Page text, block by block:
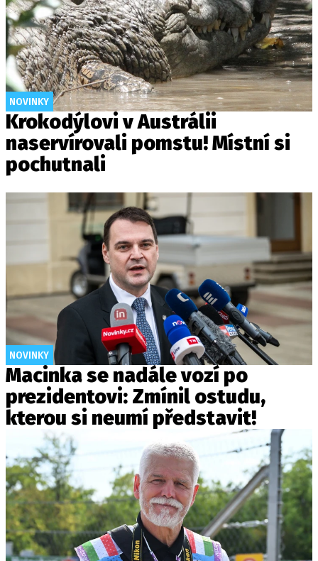
NOVINKY
Krokodýlovi v Austrálii
naservírovali pomstu! Místní si
pochutnali
NOVINKY
Macinka se nadále vozí po
prezidentovi: Zmínil ostudu,
kterou si neumí představit!